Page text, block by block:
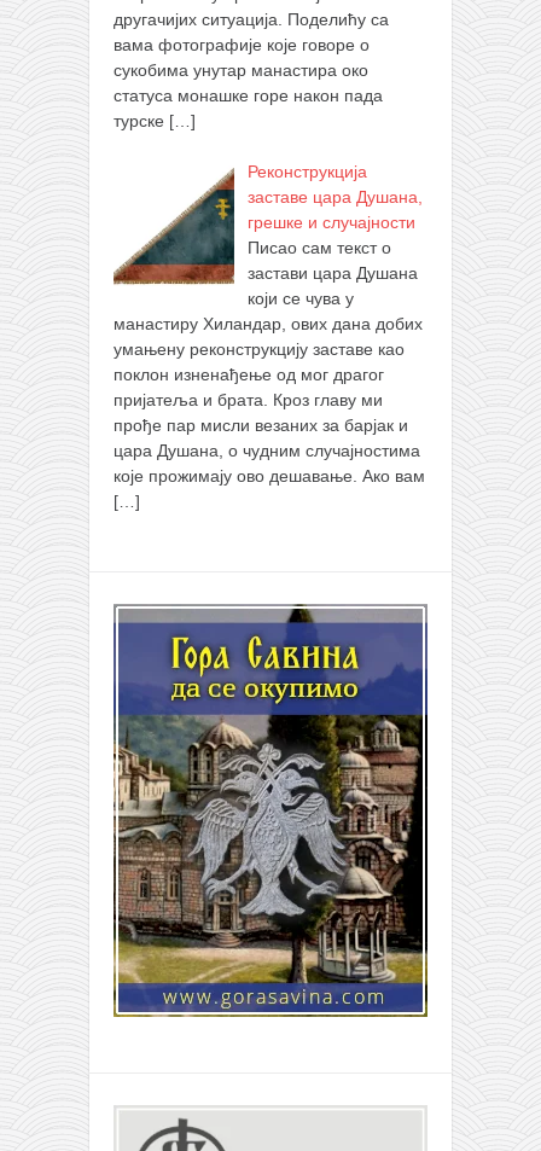
другачијих ситуација. Поделићу са
вама фотографије које говоре о
сукобима унутар манастира око
статуса монашке горе након пада
турске […]
Реконструкција
заставе цара Душана,
грешке и случајности
Писао сам текст о
застави цара Душана
који се чува у
манастиру Хиландар, ових дана добих
умањену реконструкцију заставе као
поклон изненађење од мог драгог
пријатеља и брата. Кроз главу ми
прође пар мисли везаних за барјак и
цара Душана, о чудним случајностима
које прожимају ово дешавање. Ако вам
[…]